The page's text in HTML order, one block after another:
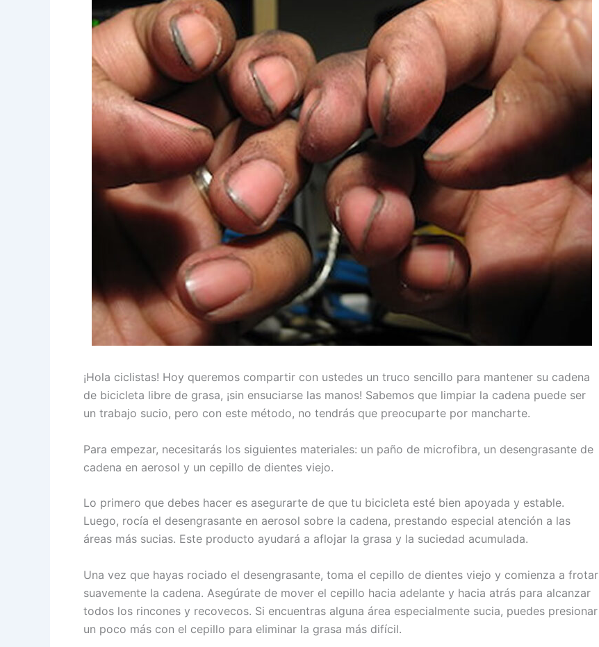
¡Hola ciclistas! Hoy queremos compartir con ustedes un truco sencillo para mantener su cadena
de bicicleta libre de grasa, ¡sin ensuciarse las manos! Sabemos que limpiar la cadena puede ser
un trabajo sucio, pero con este método, no tendrás que preocuparte por mancharte.
Para empezar, necesitarás los siguientes materiales: un paño de microfibra, un desengrasante de
cadena en aerosol y un cepillo de dientes viejo.
Lo primero que debes hacer es asegurarte de que tu bicicleta esté bien apoyada y estable.
Luego, rocía el desengrasante en aerosol sobre la cadena, prestando especial atención a las
áreas más sucias. Este producto ayudará a aflojar la grasa y la suciedad acumulada.
Una vez que hayas rociado el desengrasante, toma el cepillo de dientes viejo y comienza a frotar
suavemente la cadena. Asegúrate de mover el cepillo hacia adelante y hacia atrás para alcanzar
todos los rincones y recovecos. Si encuentras alguna área especialmente sucia, puedes presionar
un poco más con el cepillo para eliminar la grasa más difícil.